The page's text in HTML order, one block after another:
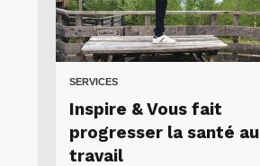
SERVICES
Inspire & Vous fait
progresser la santé au
travail